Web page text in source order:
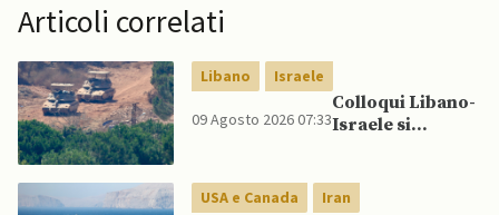
Articoli correlati
Libano Israele
09 Agosto 2026 07:33
Colloqui Libano-
Israele si
dopo raid
USA e Canada Iran